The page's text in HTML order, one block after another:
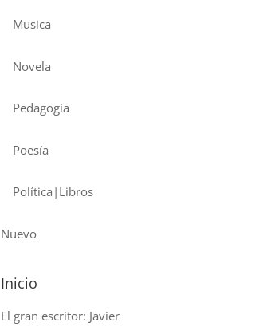
Musica
Novela
Pedagogía
Poesía
Política|Libros
Nuevo
Inicio
El gran escritor: Javier